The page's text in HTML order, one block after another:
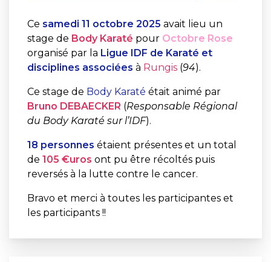
Ce samedi 11 octobre 2025 avait lieu un
stage de Body Karaté pour Octobre Rose
organisé par la Ligue IDF de Karaté et
disciplines associées à Rungis (94).
Ce stage de Body Karaté était animé par
Bruno DEBAECKER (Responsable Régional
du Body Karaté sur l’IDF).
18 personnes étaient présentes et un total
de 105 €uros ont pu être récoltés puis
reversés à la lutte contre le cancer.
Bravo et merci à toutes les participantes et
les participants !!